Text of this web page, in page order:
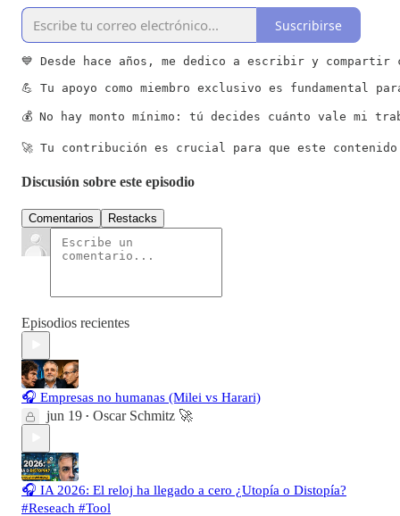
Suscribirse
💙 Desde hace años, me dedico a escribir y
💪 Tu apoyo como miembro exclusivo es
💰 No hay monto mínimo: tú decides cuánto vale mi
🚀 Tu contribución es crucial para que este
Discusión sobre este episodio
Comentarios Restacks
Episodios recientes
🎧 Empresas no humanas (Milei vs Harari)
jun 19 • Oscar Schmitz 🚀
🎧 IA 2026: El reloj ha llegado a cero ¿Utopía o Distopía?
#Reseach #Tool